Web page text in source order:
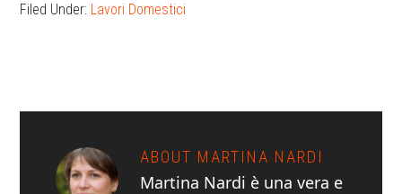
Filed Under: Lavori Domestici
ABOUT MARTINA NARDI
Martina Nardi è una vera e